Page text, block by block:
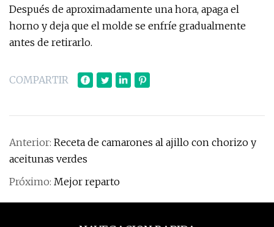
Después de aproximadamente una hora, apaga el
horno y deja que el molde se enfríe gradualmente
antes de retirarlo.
COMPARTIR
Anterior: Receta de camarones al ajillo con chorizo ​​y
aceitunas verdes
Próximo: Mejor reparto